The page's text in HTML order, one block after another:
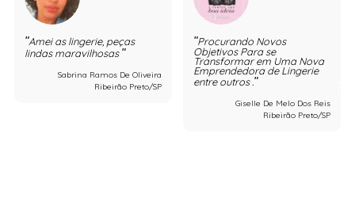
Amei as lingerie, peças
lindas maravilhosas
Sabrina Ramos De Oliveira
Ribeirão Preto/SP
Procurando Novos
Objetivos Para se
Transformar em Uma Nova
Emprendedora de Lingerie
entre outros .
Giselle De Melo Dos Reis
Ribeirão Preto/SP